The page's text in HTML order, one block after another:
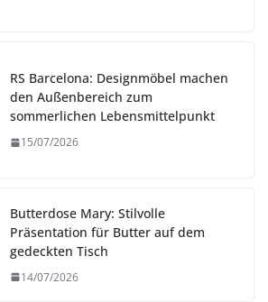
RS Barcelona: Designmöbel machen
den Außenbereich zum
sommerlichen Lebensmittelpunkt
15/07/2026
Butterdose Mary: Stilvolle
Präsentation für Butter auf dem
gedeckten Tisch
14/07/2026